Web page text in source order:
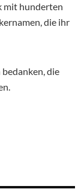
mit hunderten
die ihr
die